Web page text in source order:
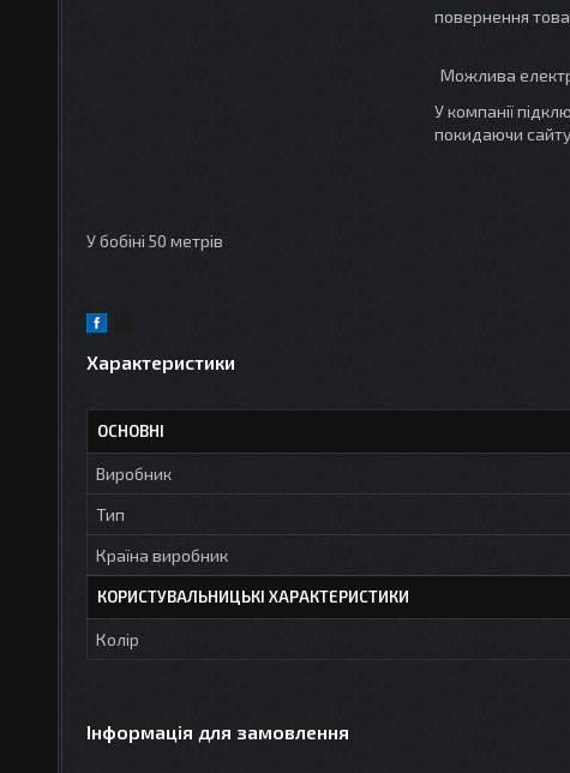
повернення
У компанії
покидаючи
У бобіні 50 метрів
Характеристики
ОСНОВНІ
Виробник
Тип
Країна виробник
КОРИСТУВАЛЬНИЦЬКІ ХАРАКТЕРИСТИКИ
Колір
Інформація для замовлення